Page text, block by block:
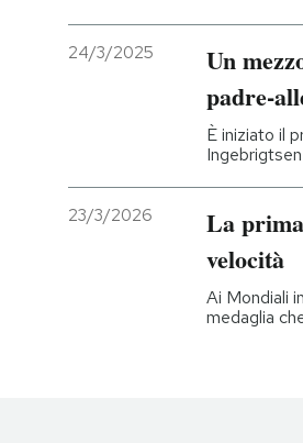
24/3/2025
Un
padre-
È iniziato il
23/3/2026
La
velocità
Ai Mondiali
medaglia